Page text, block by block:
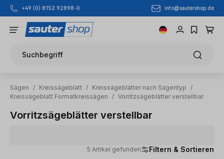
Zum Hauptinhalt springen
+49 (0) 8152 92898-0 info@sautershop.de
Suchbegriff
Sägen / Kreissägeblatt / Kreissägeblätter nach Sägentyp
/
Kreissägeblatt Formatkreissägen
/ Vorritzsägeblätter verstellbar
Vorritzsägeblätter verstellbar
5 Artikel gefunden Filtern & Sortieren